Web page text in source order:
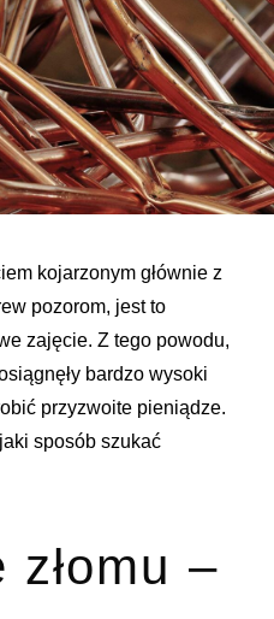
kojarzonym głównie z
pozorom, jest to
zajęcie. Z tego powodu,
bardzo wysoki
przyzwoite pieniądze.
sposób szukać
–